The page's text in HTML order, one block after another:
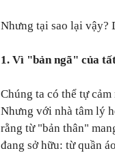
Nhưng tại sao lại vậy?
1. Vì "bản ngã" của
Chúng ta có thể tự
Nhưng với nhà tâm lý
rằng từ "bản thân"
đang sở hữu: từ quần